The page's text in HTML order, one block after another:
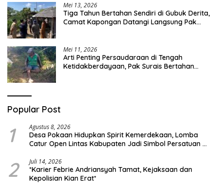
Mei 13, 2026
Tiga Tahun Bertahan Sendiri di Gubuk Derita,
Camat Kapongan Datangi Langsung Pak
Mei 11, 2026
Arti Penting Persaudaraan di Tengah
Ketidakberdayaan, Pak Surais Bertahan
Popular Post
1 Agustus 8, 2026
Desa Pokaan Hidupkan Spirit Kemerdekaan, Lomba
Catur Open Lintas Kabupaten Jadi Simbol Persatuan di
2 Juli 14, 2026
*Karier Febrie Andriansyah Tamat, Kejaksaan dan
Kepolisian Kian Erat*